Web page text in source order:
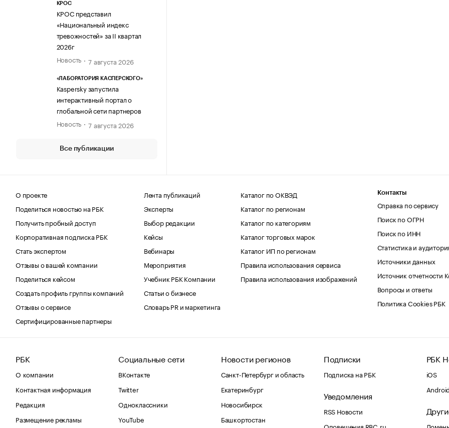
КРОС
КРОС представил
«Национальный индекс
тревожностей» за II квартал
2026г
Новость
7 августа 2026
«ЛАБОРАТОРИЯ КАСПЕРСКОГО»
Kaspersky запустила
интерактивный портал о
глобальной сети партнеров
Новость
7 августа 2026
Все публикации
О проекте
Поделиться новостью на РБК
Получить пробный доступ
Корпоративная подписка РБК
Стать экспертом
Отзывы о вашей компании
Поделиться кейсом
Создать профиль группы компаний
Отзывы о сервисе
Сертифицированные партнеры
Лента публикаций
Эксперты
Выбор редакции
Кейсы
Вебинары
Мероприятия
Учебник РБК Компании
Статьи о бизнесе
Словарь PR и маркетинга
Каталог по ОКВЭД
Каталог по регионам
Каталог по категориям
Каталог торговых марок
Каталог ИП по регионам
Правила использования сервиса
Правила использования изображений
Контакты
Справка по сервису
Поиск по ОГРН
Поиск по ИНН
Статистика и
Источники данных
Источник отчетности
Вопросы и ответы
Политика Cookies РБК
РБК
О компании
Контактная информация
Редакция
Размещение рекламы
Социальные сети
ВКонтакте
Twitter
Одноклассники
YouTube
Новости регионов
Санкт-Петербург и область
Екатеринбург
Новосибирск
Башкортостан
Подписки
Подписка на РБК
Уведомления
RSS Новости
Оповещения RBC.ru
РБК
iOS